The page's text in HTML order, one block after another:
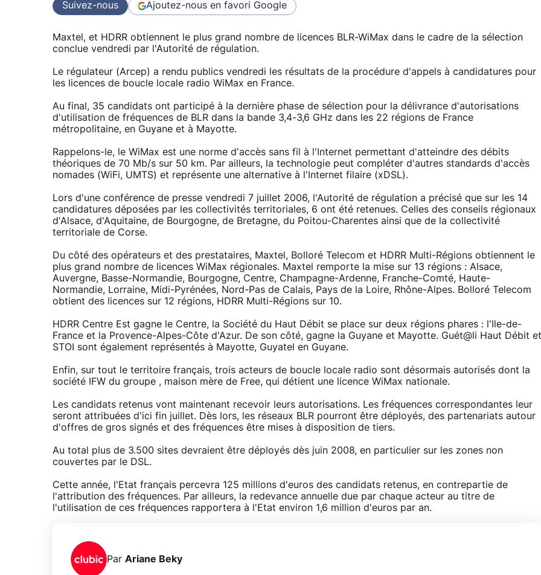
Suivez-nous Ajoutez-nous en favori Google
Maxtel, et HDRR obtiennent le plus grand nombre de licences BLR-WiMax dans le cadre de la sélection
conclue vendredi par l'Autorité de régulation.
Le régulateur (Arcep) a rendu publics vendredi les résultats de la procédure d'appels à candidatures pour
les licences de boucle locale radio WiMax en France.
Au final, 35 candidats ont participé à la dernière phase de sélection pour la délivrance d'autorisations
d'utilisation de fréquences de BLR dans la bande 3,4-3,6 GHz dans les 22 régions de France
métropolitaine, en Guyane et à Mayotte.
Rappelons-le, le WiMax est une norme d'accès sans fil à l'Internet permettant d'atteindre des débits
théoriques de 70 Mb/s sur 50 km. Par ailleurs, la technologie peut compléter d'autres standards d'accès
nomades (WiFi, UMTS) et représente une alternative à l'Internet filaire (xDSL).
Lors d'une conférence de presse vendredi 7 juillet 2006, l'Autorité de régulation a précisé que sur les 14
candidatures déposées par les collectivités territoriales, 6 ont été retenues. Celles des conseils régionaux
d'Alsace, d'Aquitaine, de Bourgogne, de Bretagne, du Poitou-Charentes ainsi que de la collectivité
territoriale de Corse.
Du côté des opérateurs et des prestataires, Maxtel, Bolloré Telecom et HDRR Multi-Régions obtiennent le
plus grand nombre de licences WiMax régionales. Maxtel remporte la mise sur 13 régions : Alsace,
Auvergne, Basse-Normandie, Bourgogne, Centre, Champagne-Ardenne, Franche-Comté, Haute-
Normandie, Lorraine, Midi-Pyrénées, Nord-Pas de Calais, Pays de la Loire, Rhône-Alpes. Bolloré Telecom
obtient des licences sur 12 régions, HDRR Multi-Régions sur 10.
HDRR Centre Est gagne le Centre, la Société du Haut Débit se place sur deux régions phares : l'Ile-de-
France et la Provence-Alpes-Côte d'Azur. De son côté, gagne la Guyane et Mayotte. Guét@li Haut Débit et
STOI sont également représentés à Mayotte, Guyatel en Guyane.
Enfin, sur tout le territoire français, trois acteurs de boucle locale radio sont désormais autorisés dont la
société IFW du groupe , maison mère de Free, qui détient une licence WiMax nationale.
Les candidats retenus vont maintenant recevoir leurs autorisations. Les fréquences correspondantes leur
seront attribuées d'ici fin juillet. Dès lors, les réseaux BLR pourront être déployés, des partenariats autour
d'offres de gros signés et des fréquences être mises à disposition de tiers.
Au total plus de 3.500 sites devraient être déployés dès juin 2008, en particulier sur les zones non
couvertes par le DSL.
Cette année, l'Etat français percevra 125 millions d'euros des candidats retenus, en contrepartie de
l'attribution des fréquences. Par ailleurs, la redevance annuelle due par chaque acteur au titre de
l'utilisation de ces fréquences rapportera à l'Etat environ 1,6 million d'euros par an.
Par Ariane Beky